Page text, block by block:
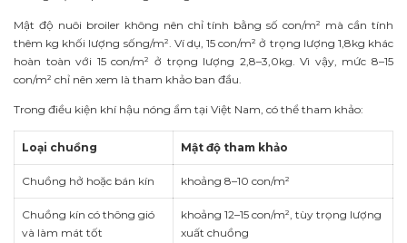
Mật độ nuôi broiler không nên chỉ tính bằng số con/m² mà cần tính
thêm kg khối lượng sống/m². Ví dụ, 15 con/m² ở trọng lượng 1,8kg khác
hoàn toàn với 15 con/m² ở trọng lượng 2,8–3,0kg. Vì vậy, mức 8–15
con/m² chỉ nên xem là tham khảo ban đầu.
Trong điều kiện khí hậu nóng ẩm tại Việt Nam, có thể tham khảo:
Loại chuồng Mật độ tham khảo
Chuồng hở hoặc bán kín khoảng 8–10 con/m²
Chuồng kín có thông gió
và làm mát tốt
khoảng 12–15 con/m², tùy trọng lượng
xuất chuồng